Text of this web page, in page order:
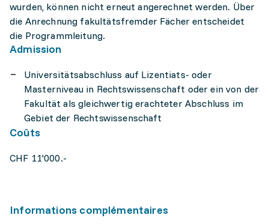
wurden, können nicht erneut angerechnet werden. Über
die Anrechnung fakultätsfremder Fächer entscheidet
die Programmleitung.
Admission
Universitätsabschluss auf Lizentiats- oder
Masterniveau in Rechtswissenschaft oder ein von der
Fakultät als gleichwertig erachteter Abschluss im
Gebiet der Rechtswissenschaft
Coûts
CHF 11'000.-
Informations complémentaires